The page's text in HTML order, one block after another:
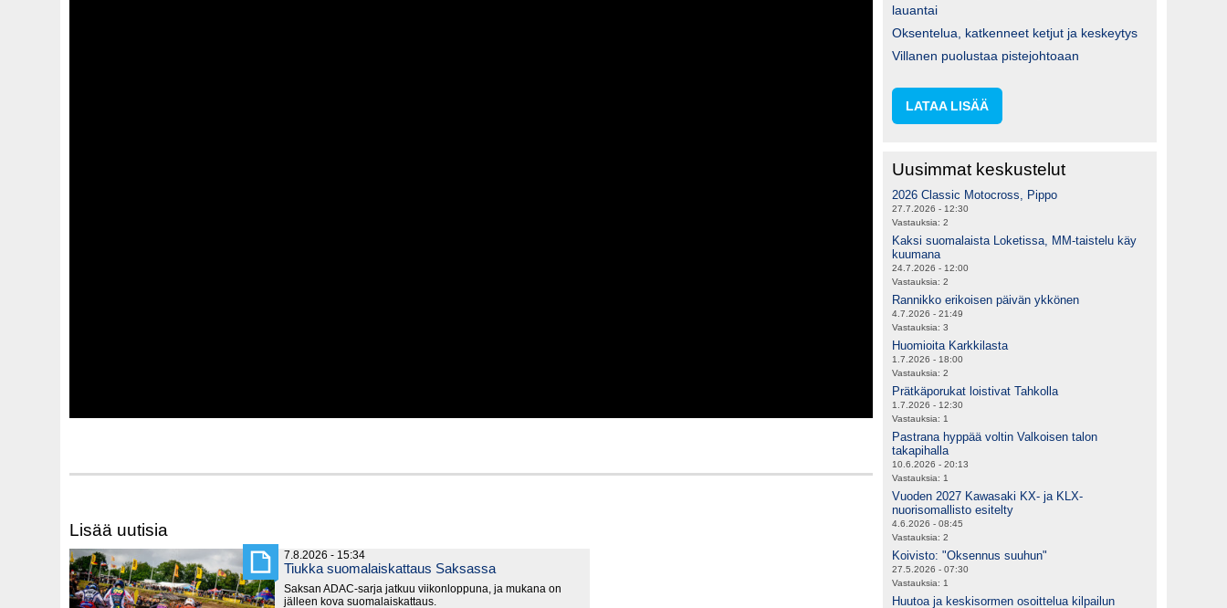
Lisää uutisia
7.8.2026 - 15:34
Tiukka suomalaiskattaus Saksassa
Saksan ADAC-sarja jatkuu viikonloppuna, ja mukana on
jälleen kova suomalaiskattaus.
lauantai
Oksentelua, katkenneet ketjut ja keskeytys
Villanen puolustaa pistejohtoaan
LATAA LISÄÄ
Uusimmat keskustelut
2026 Classic Motocross, Pippo
27.7.2026 - 12:30
Vastauksia: 2
Kaksi suomalaista Loketissa, MM-taistelu käy
kuumana
24.7.2026 - 12:00
Vastauksia: 2
Rannikko erikoisen päivän ykkönen
4.7.2026 - 21:49
Vastauksia: 3
Huomioita Karkkilasta
1.7.2026 - 18:00
Vastauksia: 2
Prätkäporukat loistivat Tahkolla
1.7.2026 - 12:30
Vastauksia: 1
Pastrana hyppää voltin Valkoisen talon
takapihalla
10.6.2026 - 20:13
Vastauksia: 1
Vuoden 2027 Kawasaki KX- ja KLX-
nuorisomallisto esitelty
4.6.2026 - 08:45
Vastauksia: 2
Koivisto: "Oksennus suuhun"
27.5.2026 - 07:30
Vastauksia: 1
Huutoa ja keskisormen osoittelua kilpailun